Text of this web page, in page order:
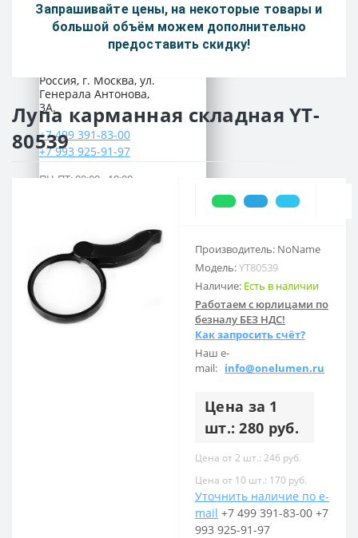
Мессенджеры:
Россия, г. Москва, ул.
Генерала Антонова,
3А.
+7 499 391-83-00
+7 993 925-91-97
ПН-ПТ: 09:00 - 18:00
Запрашивайте цены, на некоторые товары и
большой объём можем дополнительно
предоставить скидку!
Лупа карманная складная YT-
80539
Производитель: NoName
Модель:YT80539
Наличие: Есть в наличии
Работаем с юрлицами по
безналу БЕЗ НДС!
Как запросить счёт?
Наш e-
mail: info@onelumen.ru
Цена за 1
шт.: 280 руб.
Цена от 2 шт.: 246 руб.
Цена от 10 шт.: 170 руб.
Уточнить наличие по e-
mail +7 499 391-83-00 +7
993 925-91-97